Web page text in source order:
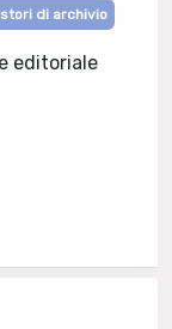
di archivio
editoriale